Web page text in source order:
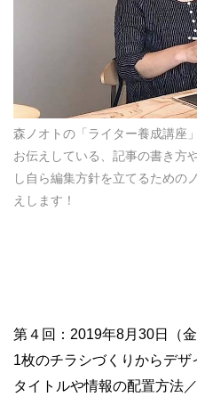
森ノオトの「ライター養成講座
お伝えしている、記事の書き方
し自ら編集方針を立てるための
えします！
第４回：2019年8月30日（
1枚のチラシづくりからデザ
タイトルや情報の配置方法